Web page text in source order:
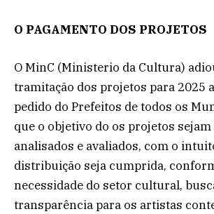
O PAGAMENTO DOS PROJETOS
O MinC (Ministerio da Cultura)
tramitação dos projetos para 2025
pedido do Prefeitos de todos os
que o objetivo do os projetos
analisados e avaliados, com o
distribuição seja cumprida,
necessidade do setor cultural,
transparência para os artistas